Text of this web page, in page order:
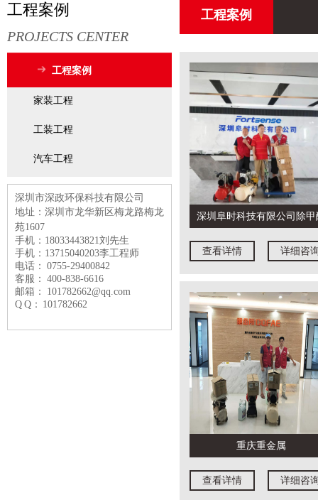
工程案例
深圳阜时科技有限公司除甲
查看详情 详细咨
重庆重金属
查看详情 详细咨
工程案例
PROJECTS CENTER
工程案例
家装工程
工装工程
汽车工程
深圳市深政环保科技有限公司
地址：深圳市龙华新区梅龙路梅龙
苑1607
手机：18033443821刘先生
手机：13715040203李工程师
电话： 0755-29400842
客服： 400-838-6616
邮箱： 101782662@qq.com
Q Q： 101782662